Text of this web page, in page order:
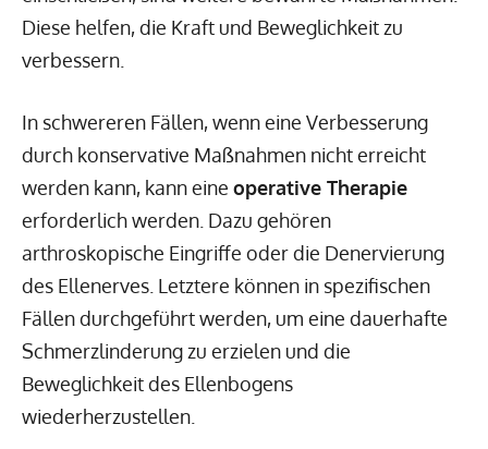
Diese helfen, die Kraft und Beweglichkeit zu
verbessern.
In schwereren Fällen, wenn eine Verbesserung
durch konservative Maßnahmen nicht erreicht
werden kann, kann eine operative Therapie
erforderlich werden. Dazu gehören
arthroskopische Eingriffe oder die Denervierung
des Ellenerves. Letztere können in spezifischen
Fällen durchgeführt werden, um eine dauerhafte
Schmerzlinderung zu erzielen und die
Beweglichkeit des Ellenbogens
wiederherzustellen.